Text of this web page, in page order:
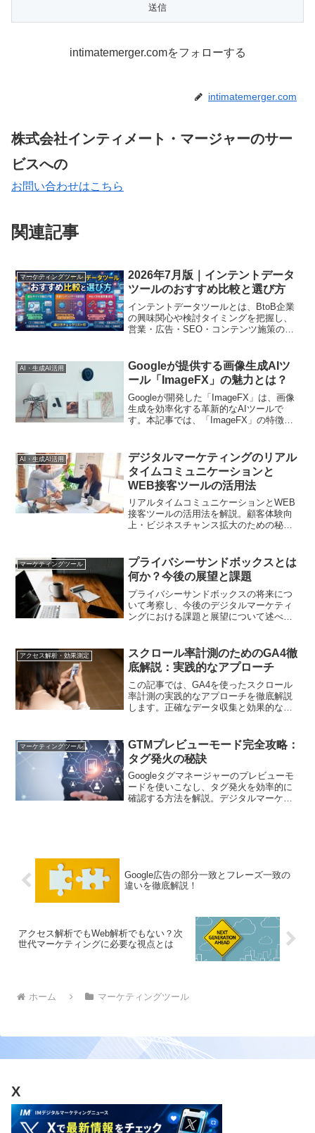
intimatemerger.comをフォローする
intimatemerger.com
株式会社インティメート・マージャーのサー
ビスへの
お問い合わせはこちら
関連記事
マーケティングツール
2026年7月版｜インテントデータ
ツールのおすすめ比較と選び方
インテントデータツールとは、BtoB企業
の興味関心や検討タイミングを把握し、
営業・広告・SEO・コンテンツ施策の優
実務向けに解説します。
AI・生成AI活用
Googleが提供する画像生成AIツ
ール「ImageFX」の魅力とは？
Googleが開発した「ImageFX」は、画像
生成を効率化する革新的なAIツールで
す。本記事では、「ImageFX」の特徴や
AI・生成AI活用
デジタルマーケティングのリアル
タイムコミュニケーションと
WEB接客ツールの活用法
リアルタイムコミュニケーションとWEB
接客ツールの活用法を解説。顧客体験向
上・ビジネスチャンス拡大のための秘訣
マーケティングツール
プライバシーサンドボックスとは
何か？今後の展望と課題
プライバシーサンドボックスの将来につ
いて考察し、今後のデジタルマーケティ
ングにおける課題と展望について述べま
アクセス解析・効果測定
スクロール率計測のためのGA4徹
底解説：実践的なアプローチ
この記事では、GA4を使ったスクロール
率計測の実践的なアプローチを徹底解説
します。正確なデータ収集と効果的な分
マーケティングツール
GTMプレビューモード完全攻略：
タグ発火の秘訣
Googleタグマネージャーのプレビューモ
ードを使いこなし、タグ発火を効率的に
確認する方法を解説。デジタルマーケテ
Google広告の部分一致とフレーズ一致の
違いを徹底解説！
アクセス解析でもWeb解析でもない？次
世代マーケティングに必要な視点とは
ホーム マーケティングツール
X